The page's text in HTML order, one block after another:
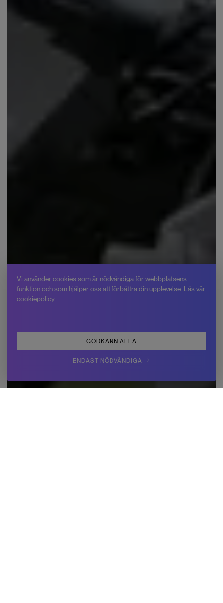
Vi använder cookies som är nödvändiga för webbplatsens
funktion och som hjälper oss att förbättra din upplevelse. Läs vår
cookiepolicy.
GODKÄNN ALLA
ENDAST NÖDVÄNDIGA